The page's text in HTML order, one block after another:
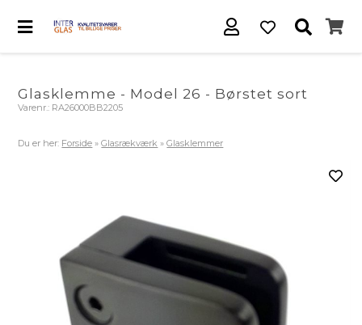
Glasklemme - Model 26 - Børstet sort
Varenr.: RA26000BB2205
Du er her: Forside »Glasrækværk »Glasklemmer